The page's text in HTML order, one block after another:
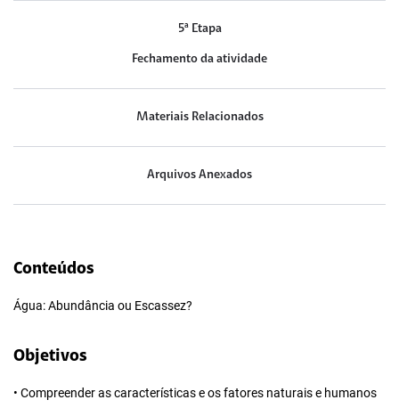
5ª Etapa
Fechamento da atividade
Materiais Relacionados
Arquivos Anexados
Conteúdos
Água: Abundância ou Escassez?
Objetivos
• Compreender as características e os fatores naturais e humanos